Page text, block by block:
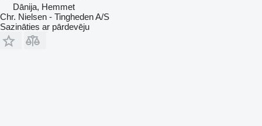
Dānija, Hemmet
Chr. Nielsen - Tingheden A/S
Sazināties ar pārdevēju